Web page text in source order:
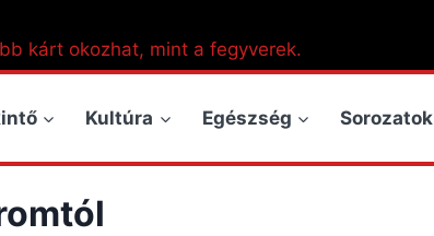
kárt okozhat, mint a fegyverek.
Kultúra Egészség Sorozatok